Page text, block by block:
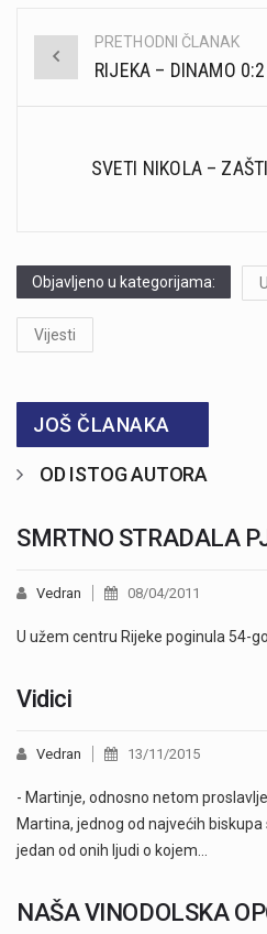
Post
PRETHODNI ČLANAK
RIJEKA – DINAMO 0:2
SVETI NIKOLA –
Objavljeno u kategorijama:
Vijesti
JOŠ ČLANAKA
OD ISTOG AUTORA
SMRTNO STRADALA
Vedran 08/04/2011
U užem centru Rijeke poginula 54-
Vidici
Vedran 13/11/2015
- Martinje, odnosno netom
Martina, jednog od najvećih
jedan od onih ljudi o kojem…
NAŠA VINODOLSKA